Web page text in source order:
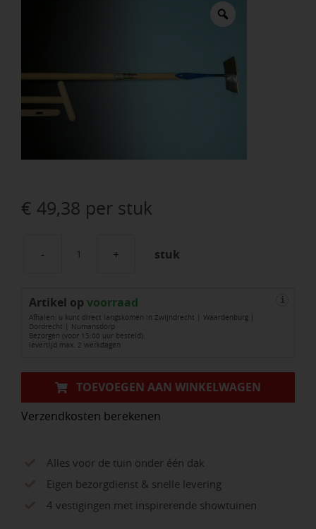
€ 49,38 per stuk
Schoffel
WIT
Betuws
model
cm,
met
ATLAS
160
x
3,2
stuk
Artikel op voorraad
Afhalen: u kunt direct langskomen in Zwijndrecht | Waardenburg |
Dordrecht | Numansdorp
Bezorgen (voor 15:00 uur besteld):
levertijd max. 2 werkdagen
i
TOEVOEGEN AAN WINKELWAGEN
Verzendkosten berekenen
Alles voor de tuin onder één dak
Eigen bezorgdienst & snelle levering
4 vestigingen met inspirerende showtuinen